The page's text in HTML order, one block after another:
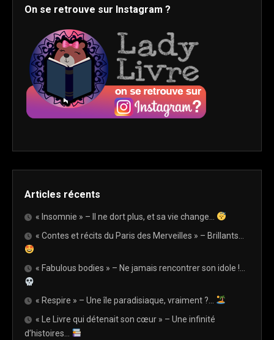
On se retrouve sur Instagram ?
Articles récents
« Insomnie » – Il ne dort plus, et sa vie change…
« Contes et récits du Paris des Merveilles » – Brillants…
« Fabulous bodies » – Ne jamais rencontrer son idole !…
« Respire » – Une île paradisiaque, vraiment ?…
« Le Livre qui détenait son cœur » – Une infinité
d’histoires…